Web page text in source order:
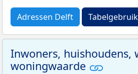
Adressen Delft Tabelgebruik
Inwoners, huishoudens,
woningwaarde